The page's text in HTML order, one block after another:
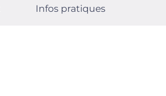
Infos pratiques